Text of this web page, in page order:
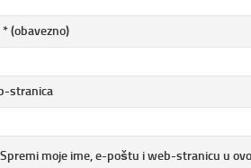
* (obavezno)
stranica
Spremi moje ime, e-poštu i web-stranicu u